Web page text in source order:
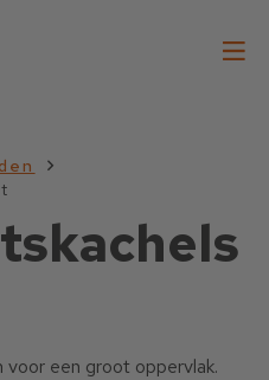
voor een groot oppervlak.